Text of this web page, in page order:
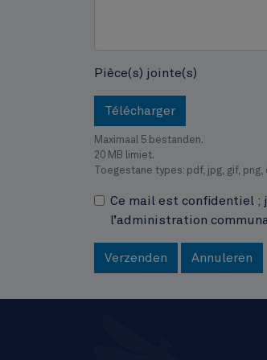
Pièce(s) jointe(s)
Télécharger
Maximaal 5 bestanden.
20 MB limiet.
Toegestane types: pdf, jpg, gif,
Ce mail est confidentiel ;
l’administration
Verzenden Annuleren